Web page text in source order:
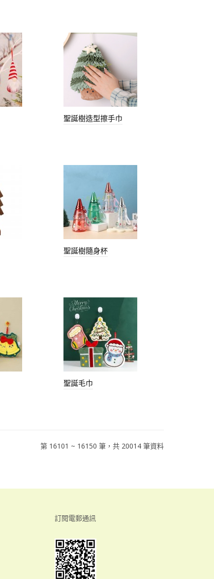
聖誕樹造型擦手巾
聖誕樹隨身杯
聖誕毛巾
第 16101 ~ 16150 筆，共 20014 筆資料
訂閱電郵通訊